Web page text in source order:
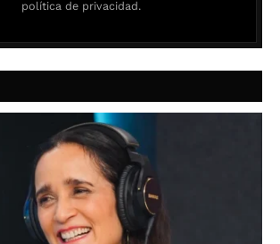
política de privacidad.